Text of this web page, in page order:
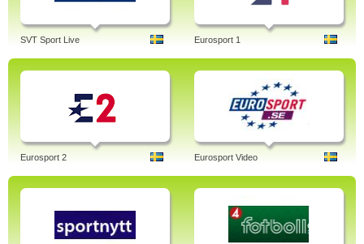
SVT Sport Live Eurosport 1
Eurosport 2 Eurosport Video